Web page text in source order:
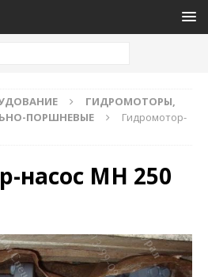
ГИДРОМОТОРЫ,
ПОРШНЕВЫЕ
Гидромотор-
насос МН 250